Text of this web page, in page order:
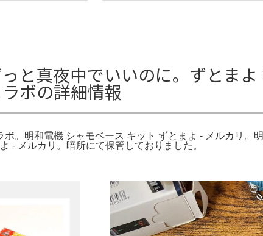
真夜中でいいのに。ずとまよ
ボの詳細情報
。明和電機 シャモベース キット ずとまよ - メルカリ。
- メルカリ。暗所にて保管しておりました。